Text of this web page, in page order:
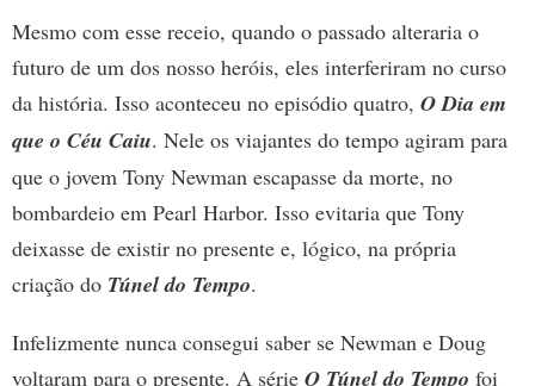
Mesmo com esse receio, quando o passado alteraria o
futuro de um dos nosso heróis, eles interferiram no curso
da história. Isso aconteceu no episódio quatro, O Dia em
que o Céu Caiu. Nele os viajantes do tempo agiram para
que o jovem Tony Newman escapasse da morte, no
bombardeio em Pearl Harbor. Isso evitaria que Tony
deixasse de existir no presente e, lógico, na própria
criação do Túnel do Tempo.
Infelizmente nunca consegui saber se Newman e Doug
voltaram para o presente. A série O Túnel do Tempo foi